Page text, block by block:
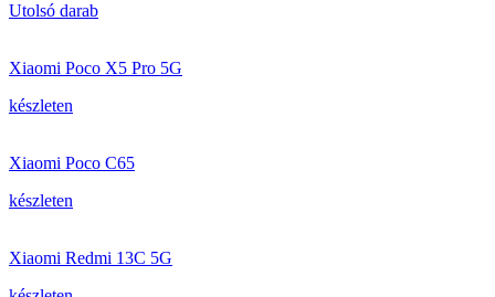
Utolsó darab
Xiaomi Poco X5 Pro 5G
készleten
Xiaomi Poco C65
készleten
Xiaomi Redmi 13C 5G